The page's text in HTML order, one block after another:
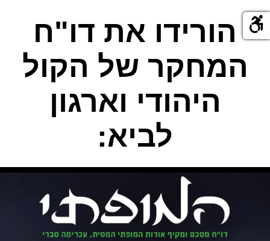
הורידו את דו"ח
המחקר של הקול
היהודי וארגון
לביא: